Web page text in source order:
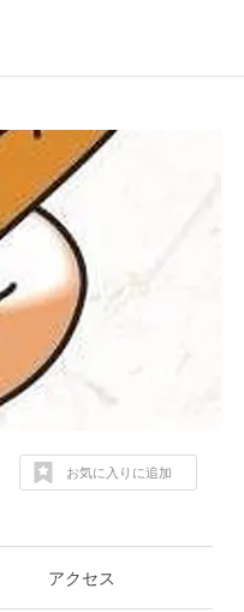
お気に入りに追加
アクセス